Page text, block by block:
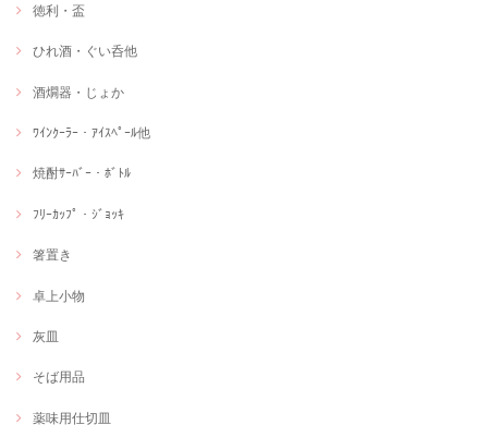
徳利・盃
ひれ酒・ぐい呑他
酒燗器・じょか
ﾜｲﾝｸｰﾗｰ・ｱｲｽﾍﾟｰﾙ他
焼酎ｻｰﾊﾞｰ・ﾎﾞﾄﾙ
ﾌﾘｰｶｯﾌﾟ・ｼﾞｮｯｷ
箸置き
卓上小物
灰皿
そば用品
薬味用仕切皿